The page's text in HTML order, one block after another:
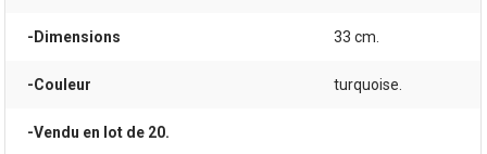
-Dimensions 33 cm.
-Couleur turquoise.
-Vendu en lot de 20.